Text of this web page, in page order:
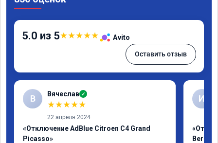
5.0 из 5★★★★★ Avito
Оставить отзыв
В Вячеслав ✓
★★★★★
22 апреля 2024
«Отключение AdBlue Citroen C4 Grand
Picasso»
И